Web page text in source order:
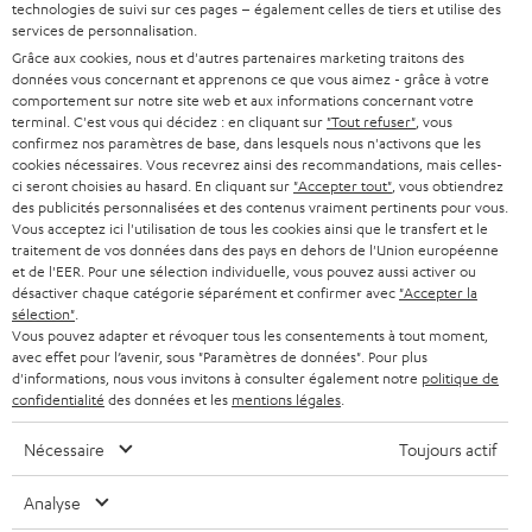
l
a
n
e
w
s
l
e
t
t
e
r
BARRES DE SON
STEREO
SMART HOME
BLUETOOTH
CASQUES AUDIO
CASQUES BLUETOOTH AUDIO
SYSTEMES COMPLETS
ENCEINTES
ÉCOUTEURS INTRA-AURICULAIRES
SUPPORT
CARRIÈRE
PRESSE
B2B
BLOG
NEWSLETTER
MAGASINS
AVANTAGES D’ACHAT
L’HISTOIRE DE TEUFEL
MANAGEMENT
Boutiques en ligne Teufel
ALLEMAGNE
SUISSE
PAYS-BAS
BELGIQUE
FRANCE
POLOGNE
ESPAGNE
technologies de suivi sur ces pages – également celles de tiers et utilise des
services de personnalisation.
Grâce aux cookies, nous et d'autres partenaires marketing traitons des
données vous concernant et apprenons ce que vous aimez - grâce à votre
comportement sur notre site web et aux informations concernant votre
terminal. C'est vous qui décidez : en cliquant sur "Tout refuser" , vous
confirmez nos paramètres de base, dans lesquels nous n'activons que les
cookies nécessaires. Vous recevrez ainsi des recommandations, mais celles-
ci seront choisies au hasard. En cliquant sur "Accepter tout" , vous obtiendrez
des publicités personnalisées et des contenus vraiment pertinents pour vous.
Vous acceptez ici l'utilisation de tous les cookies ainsi que le transfert et le
traitement de vos données dans des pays en dehors de l'Union européenne
et de l'EER. Pour une sélection individuelle, vous pouvez aussi activer ou
désactiver chaque catégorie séparément et confirmer avec "Accepter la
sélection"
Vous pouvez adapter et révoquer tous les consentements à tout moment,
avec effet pour l’avenir, sous "Paramètres de données". Pour plus
d'informations, nous vous invitons à consulter également notre politique de
confidentialité des données et les mentions légales
Nécessaire Toujours actif
Analyse